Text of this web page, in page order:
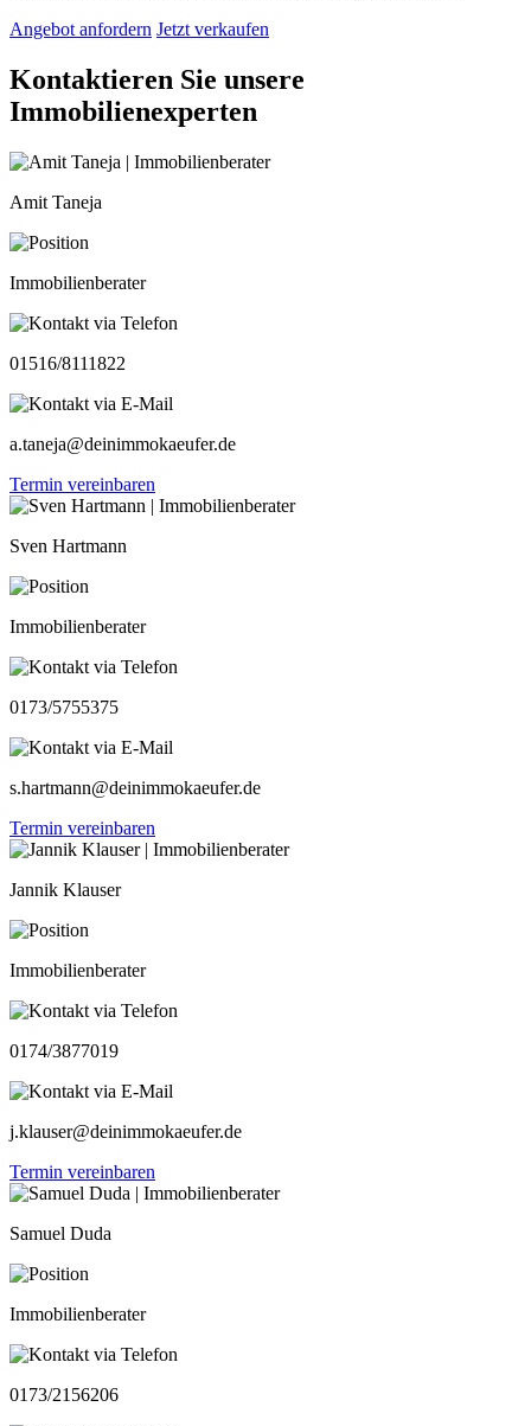
Angebot anfordern Jetzt verkaufen
Kontaktieren Sie unsere
Immobilienexperten
Amit Taneja
Immobilienberater
01516/8111822
a.taneja@deinimmokaeufer.de
Termin vereinbaren
Sven Hartmann
Immobilienberater
0173/5755375
s.hartmann@deinimmokaeufer.de
Termin vereinbaren
Jannik Klauser
Immobilienberater
0174/3877019
j.klauser@deinimmokaeufer.de
Termin vereinbaren
Samuel Duda
Immobilienberater
0173/2156206